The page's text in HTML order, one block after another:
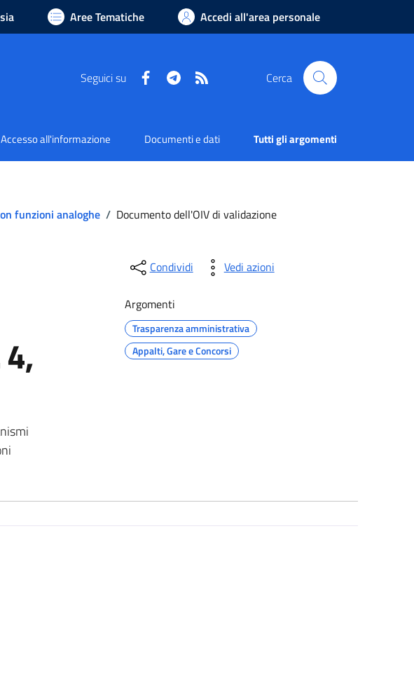
Aree Tematiche Accedi all'area personale
Seguici su FacebookTelegram Cerca
Accesso all'informazione Documenti e dati Tutti gli argomenti
funzioni analoghe / Documento dell'OIV di validazione
Condividi Vedi azioni
Argomenti
Trasparenza amministrativa
Appalti, Gare e Concorsi